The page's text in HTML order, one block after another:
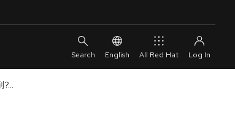
English All Red Hat